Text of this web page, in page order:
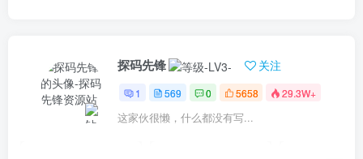
探码先锋 关注
1 569 0 5658 29.3W+
这家伙很懒，什么都没有写...